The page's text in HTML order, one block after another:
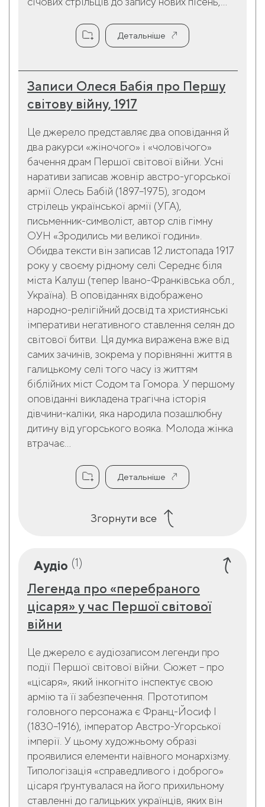
Детальніше
Записи Олеся Бабія про Першу
світову війну, 1917
Це джерело представляє два оповідання й
два ракурси «жіночого» і «чоловічого»
бачення драм Першої світової війни. Усні
наративи записав жовнір австро-угорської
армії Олесь Бабій (1897–1975), згодом
стрілець української армії (УГА),
письменник-символіст, автор слів гімну
ОУН «Зродились ми великої години».
Обидва тексти він записав 12 листопада 1917
року у своєму рідному селі Середнє біля
міста Калуш (тепер Івано-Франківська обл.,
Україна). В оповіданнях відображено
народно-релігійний досвід та християнські
імперативи негативного ставлення селян до
світової битви. Ця думка виражена вже від
самих зачинів, зокрема у порівнянні життя в
галицькому селі того часу із життям
біблійних міст Содом та Гомора. У першому
оповіданні викладена трагічна історія
дівчини-каліки, яка народила позашлюбну
дитину від угорського вояка. Молода жінка
втрачає...
Детальніше
Згорнути все
Аудіо (1)
Легенда про «перебраного
цісаря» у час Першої світової
війни
Це джерело є аудіозаписом легенди про
події Першої світової війни. Сюжет – про
«цісаря», який інкогніто інспектує свою
армію та її забезпечення. Прототипом
головного персонажа є Франц-Йосиф I
(1830–1916), імператор Австро-Угорської
імперії. У цьому художньому образі
проявилися елементи наївного монархізму.
Типологізація «справедливого і доброго»
цісаря ґрунтувалася на його прихильному
ставленні до галицьких українців, яких він